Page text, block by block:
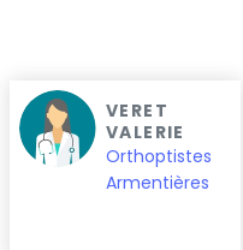
VERET
VALERIE
Orthoptistes
Armentières